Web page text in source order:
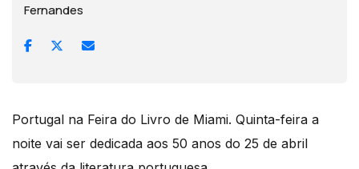
Fernandes
Portugal na Feira do Livro de Miami. Quinta-feira a
noite vai ser dedicada aos 50 anos do 25 de abril